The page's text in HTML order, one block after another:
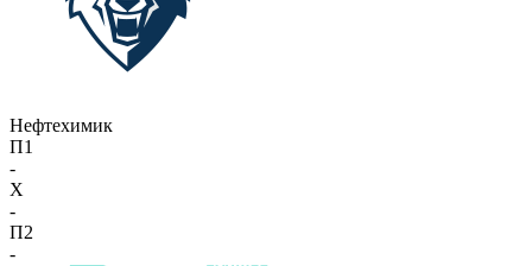
Нефтехимик
П1
-
X
-
П2
-